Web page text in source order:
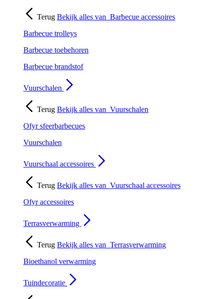
Terug Bekijk alles van Barbecue accessoires
Barbecue trolleys
Barbecue toebehoren
Barbecue brandstof
Vuurschalen
Terug Bekijk alles van Vuurschalen
Ofyr sfeerbarbecues
Vuurschalen
Vuurschaal accessoires
Terug Bekijk alles van Vuurschaal accessoires
Ofyr accessoires
Terrasverwarming
Terug Bekijk alles van Terrasverwarming
Bioethanol verwarming
Tuindecoratie